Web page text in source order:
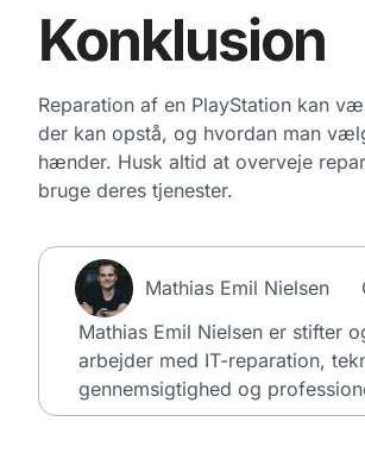
Konklusion
Reparation af en PlayStation kan
der kan opstå, og hvordan man
hænder. Husk altid at overveje
bruge deres tjenester.
Mathias Emil Nielsen
Mathias Emil Nielsen er stifter
arbejder med IT-reparation,
gennemsigtighed og